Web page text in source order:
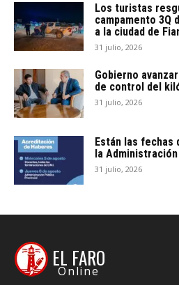
Los turistas
campamento 3Q
a la ciudad de
31 julio, 2026
Gobierno
de control del
31 julio, 2026
Están las fechas
la
31 julio, 2026
EL FARO
Online